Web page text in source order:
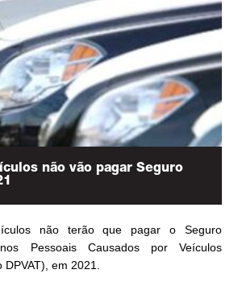
não vão pagar Seguro
não terão que pagar o Seguro
Pessoais Causados por Veículos
em 2021.